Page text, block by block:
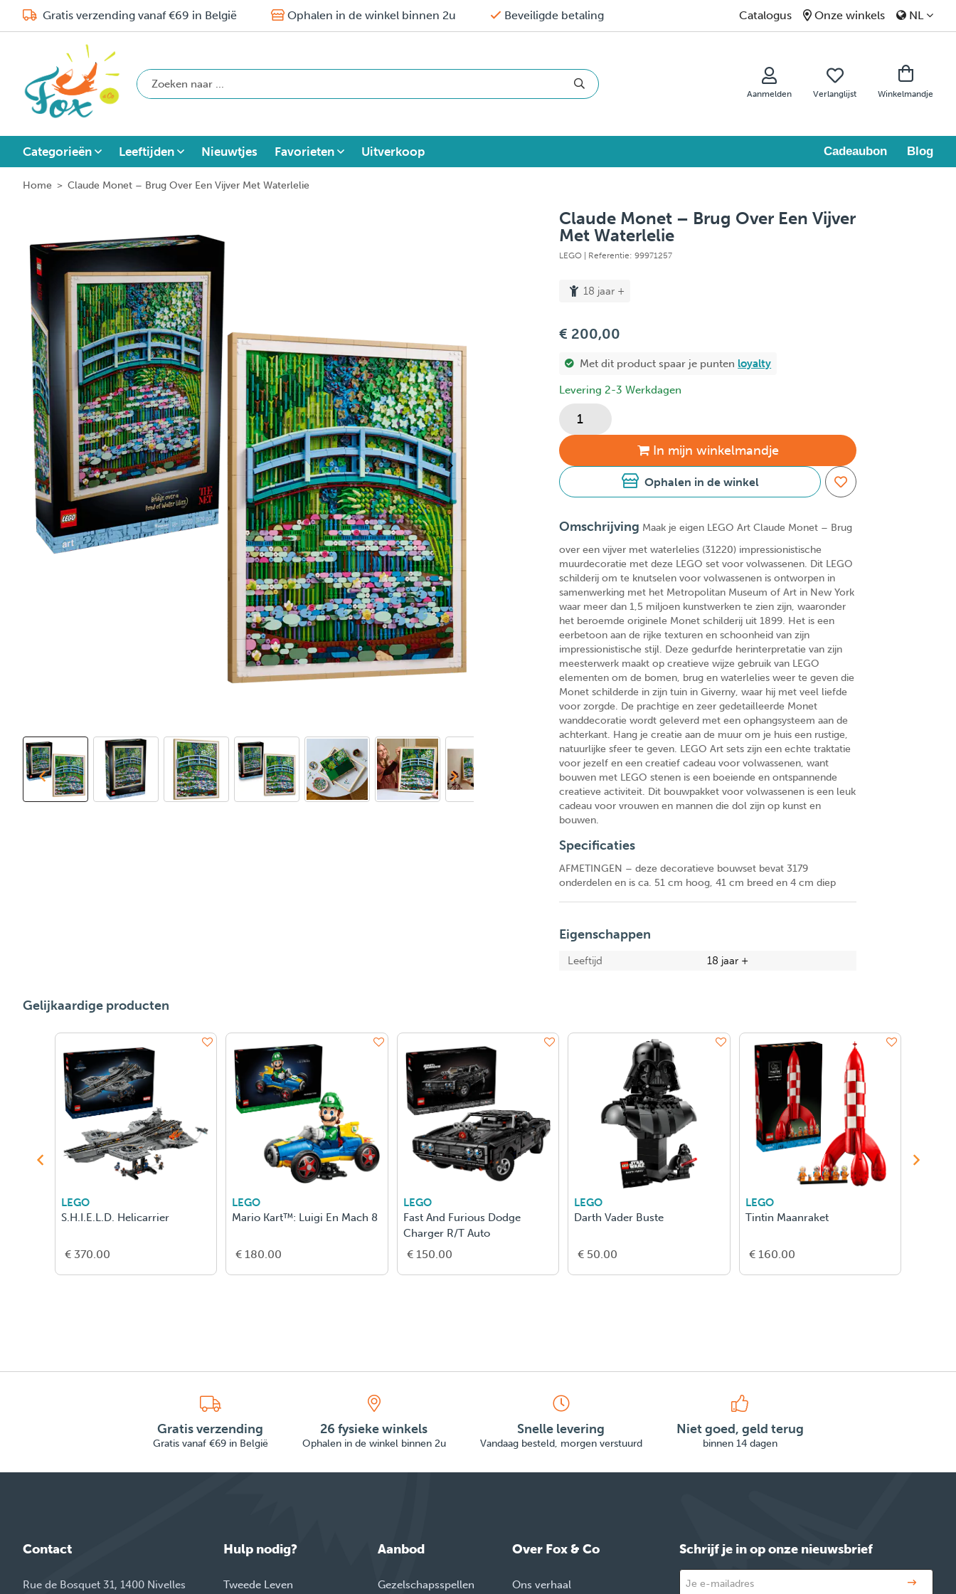
Gratis verzending vanaf €69 in België Ophalen in de winkel binnen 2u Beveiligde betaling Catalogus Onze winkels NL
Aanmelden Verlanglijst Winkelmandje
Categorieën Leeftijden Nieuwtjes Favorieten Uitverkoop Cadeaubon Blog
Home > Claude Monet – Brug Over Een Vijver Met Waterlelie
Claude Monet – Brug Over Een Vijver
Met Waterlelie
LEGO | Referentie: 99971257
18 jaar +
€ 200,00
Met dit product spaar je punten loyalty
Levering 2-3 Werkdagen
In mijn winkelmandje
Ophalen in de winkel
Omschrijving Maak je eigen LEGO Art Claude Monet – Brug
over een vijver met waterlelies (31220) impressionistische
muurdecoratie met deze LEGO set voor volwassenen. Dit LEGO
schilderij om te knutselen voor volwassenen is ontworpen in
samenwerking met het Metropolitan Museum of Art in New York
waar meer dan 1,5 miljoen kunstwerken te zien zijn, waaronder
het beroemde originele Monet schilderij uit 1899. Het is een
eerbetoon aan de rijke texturen en schoonheid van zijn
impressionistische stijl. Deze gedurfde herinterpretatie van zijn
meesterwerk maakt op creatieve wijze gebruik van LEGO
elementen om de bomen, brug en waterlelies weer te geven die
Monet schilderde in zijn tuin in Giverny, waar hij met veel liefde
voor zorgde. De prachtige en zeer gedetailleerde Monet
wanddecoratie wordt geleverd met een ophangsysteem aan de
achterkant. Hang je creatie aan de muur om je huis een rustige,
natuurlijke sfeer te geven. LEGO Art sets zijn een echte traktatie
voor jezelf en een creatief cadeau voor volwassenen, want
bouwen met LEGO stenen is een boeiende en ontspannende
creatieve activiteit. Dit bouwpakket voor volwassenen is een leuk
cadeau voor vrouwen en mannen die dol zijn op kunst en
bouwen.
Specificaties
AFMETINGEN – deze decoratieve bouwset bevat 3179
onderdelen en is ca. 51 cm hoog, 41 cm breed en 4 cm diep
Eigenschappen
Leeftijd 18 jaar +
Gelijkaardige producten
LEGO
S.H.I.E.L.D. Helicarrier
€ 370.00
LEGO
Mario Kart™: Luigi En Mach 8
€ 180.00
LEGO
Fast And Furious Dodge
Charger R/T Auto
€ 150.00
LEGO
Darth Vader Buste
€ 50.00
LEGO
Tintin Maanraket
€ 160.00
Gratis verzending
Gratis vanaf €69 in België
26 fysieke winkels
Ophalen in de winkel binnen 2u
Snelle levering
Vandaag besteld, morgen verstuurd
Niet goed, geld terug
binnen 14 dagen
Contact
Rue de Bosquet 31, 1400 Nivelles
Hulp nodig?
Tweede Leven
Aanbod
Gezelschapsspellen
Over Fox & Co
Ons verhaal
Schrijf je in op onze nieuwsbrief